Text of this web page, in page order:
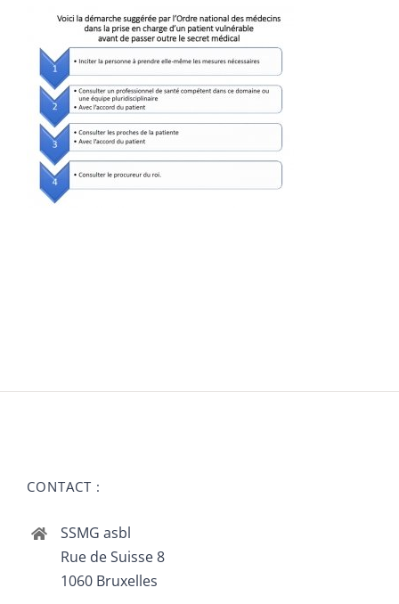
CONTACT :
SSMG asbl
Rue de Suisse 8
1060 Bruxelles